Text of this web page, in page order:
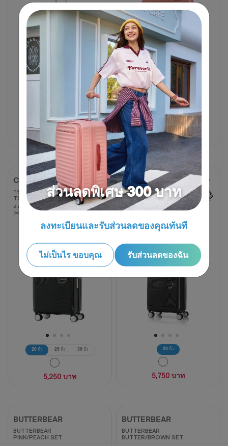
ส่วนลดพิเศษ 300 บาท
ลงทะเบียนและรับส่วนลดของคุณทันที
ไม่เป็นไร ขอบคุณ รับส่วนลดของฉัน
4,250 บาท 8,500 บาท
50% OFF
20 นิ้ว 25 นิ้ว 30 นิ้ว
62
บท
วิจารณ์
3,750 บาท 6,250 บาท
20 นิ้ว 25 นิ้ว 30 นิ้ว
CURIO
กระเป๋าเดินทางขนาด 20 นิ้ว
TSA V1
4.6
(60 รีวิว)
4.6
จาก
วิจารณ์
5,250 บาท
20 นิ้ว
CURIO FRONT
OPEN
กระเป๋าเดินทางขนาด 20 นิ้ว
T FRONT OPN
จาก
ดาว
10
บท
วิจารณ์
5,750 บาท
BUTTERBEAR
BUTTERBEAR
PINK/PEACH SET
BUTTERBEAR
BUTTERBEAR
BUTTER/BROWN SET